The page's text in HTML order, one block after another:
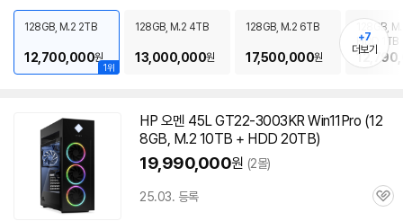
10Gbps
썬더볼트4 파워서플라이 / 미들타워 수랭쿨러 / LED쿨러
34.58
치
기
1위
128GB, M.2 2TB
12,700,000원
128GB, M.2 4TB
13,000,000원
128GB, M.2 6TB
17,500,000원
128GB,
HDD 1TB
+7
더보기
HP 오멘 45L GT22-3003KR Win11Pro (12
8GB, M.2 10TB + HDD 20TB)
19,990,000원 (2몰)
25.03. 등록
관